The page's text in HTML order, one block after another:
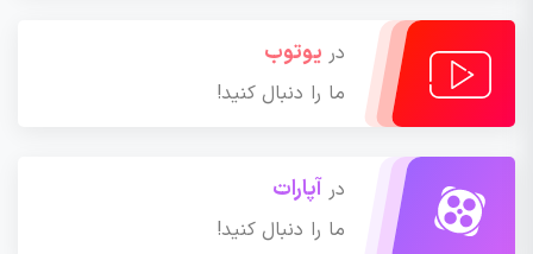
در یوتوب
ما را دنبال کنید!
در آپارات
ما را دنبال کنید!